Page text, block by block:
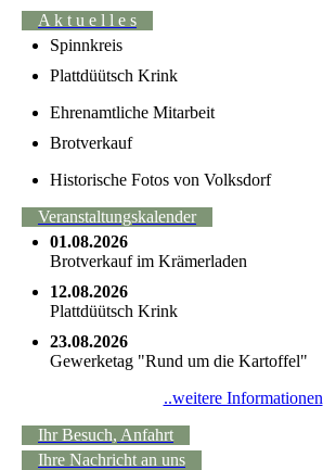
A k t u e l l e s
Spinnkreis
Plattdüütsch Krink
Ehrenamtliche Mitarbeit
Brotverkauf
Historische Fotos von Volksdorf
Veranstaltungskalender
01.08.2026
Brotverkauf im Krämerladen
12.08.2026
Plattdüütsch Krink
23.08.2026
Gewerketag "Rund um die Kartoffel"
..weitere Informationen
Ihr Besuch, Anfahrt
Ihre Nachricht an uns